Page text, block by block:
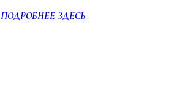
ПОДРОБНЕЕ ЗДЕСЬ